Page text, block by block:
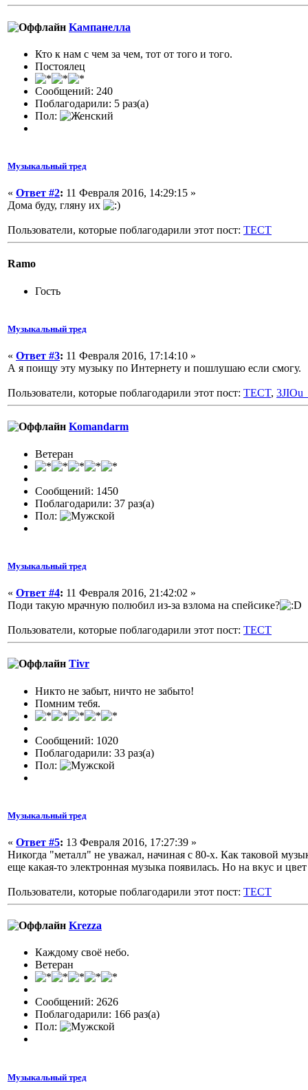
Kампанелла
Кто к нам с чем за чем, тот от того и того.
Постоялец
Сообщений: 240
Поблагодарили: 5 раз(а)
Пол:
Музыкальный тред
« Ответ #2: 11 Февраля 2016, 14:29:15 »
Дома буду, гляну их
Пользователи, которые поблагодарили этот пост: TECT
Ramo
Гость
Музыкальный тред
« Ответ #3: 11 Февраля 2016, 17:14:10 »
А я поищу эту музыку по Интернету и пошлушаю если смогу.
Пользователи, которые поблагодарили этот пост: TECT,
Komandarm
Ветеран
Сообщений: 1450
Поблагодарили: 37 раз(а)
Пол:
Музыкальный тред
« Ответ #4: 11 Февраля 2016, 21:42:02 »
Поди такую мрачную полюбил из-за взлома на спейсике?
Пользователи, которые поблагодарили этот пост: TECT
Tivr
Никто не забыт, ничто не забыто!
Помним тебя.
Сообщений: 1020
Поблагодарили: 33 раз(а)
Пол:
Музыкальный тред
« Ответ #5: 13 Февраля 2016, 17:27:39 »
Никогда "металл" не уважал, начиная с 80-х. Как таковой
еще какая-то электронная музыка появилась. Но на вкус и
Пользователи, которые поблагодарили этот пост: TECT
Krezza
Каждому своё небо.
Ветеран
Сообщений: 2626
Поблагодарили: 166 раз(а)
Пол:
Музыкальный тред